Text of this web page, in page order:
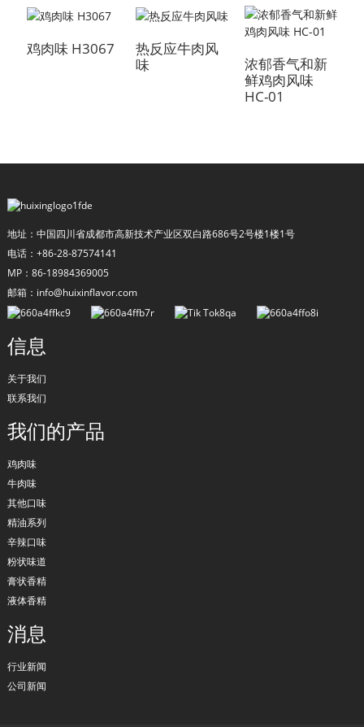
鸡肉味 H3067
热反应牛肉风
味
浓郁香气和新
鲜鸡肉风味
HC-01
地址：中国四川省成都市高新技术产业区双白路686号2号楼1楼1号
电话：+86-28-87574141
MP：86-18984369005
邮箱：info@huixinflavor.com
信息
关于我们
联系我们
我们的产品
鸡肉味
牛肉味
其他口味
精油系列
辛辣口味
粉状味道
膏状香精
液体香精
消息
行业新闻
公司新闻